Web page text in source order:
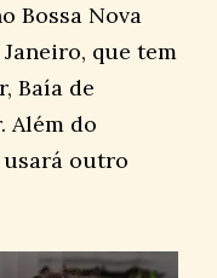
Bossa Nova
que tem
Baía de
Além do
outro